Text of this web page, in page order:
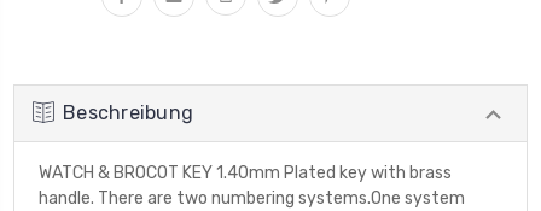
VERRINGERN
Beschreibung
WATCH & BROCOT KEY 1.40mm Plated key with brass
handle. There are two numbering systems.One system